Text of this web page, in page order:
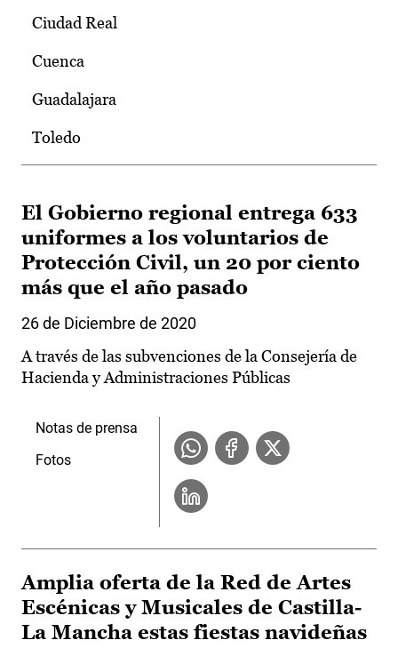
Ciudad Real
Cuenca
Guadalajara
Toledo
El Gobierno regional entrega 633
uniformes a los voluntarios de
Protección Civil, un 20 por ciento
más que el año pasado
26 de Diciembre de 2020
A través de las subvenciones de la Consejería de
Hacienda y Administraciones Públicas
Notas de prensa
Fotos
Amplia oferta de la Red de Artes
Escénicas y Musicales de Castilla-
La Mancha estas fiestas navideñas